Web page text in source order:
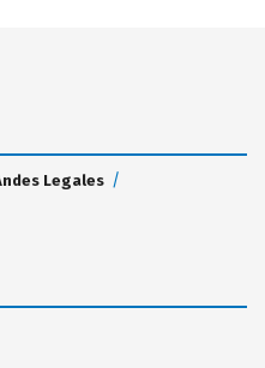
Legales